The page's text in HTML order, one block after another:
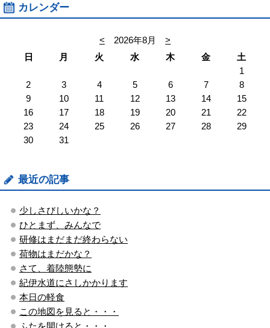
カレンダー
< 2026年8月
>
日
月 火 水 木 金
土
1
2
3 4 5 6 7
8
9
10 11 12 13 14
15
16
17 18 19 20 21
22
23
24 25 26 27 28
29
30
31
最近の記事
少しさびしいかな？
ひとまず、みんなで
研修はまだまだ終わらない
荷物はまだかな？
さて、着陸態勢に
紀伊水道にさしかかります
本日の軽食
この地図を見ると・・・